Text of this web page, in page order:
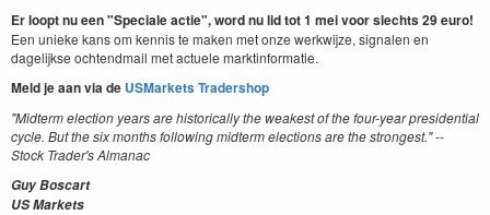
Er loopt nu een "Speciale actie", word nu lid tot 1 mei voor slechts 29 euro!
Een unieke kans om kennis te maken met onze werkwijze, signalen en
dagelijkse ochtendmail met actuele marktinformatie.
Meld je aan via de USMarkets Tradershop
"Midterm election years are historically the weakest of the four-year presidential
cycle. But the six months following midterm elections are the strongest." --
Stock Trader's Almanac
Guy Boscart
US Markets